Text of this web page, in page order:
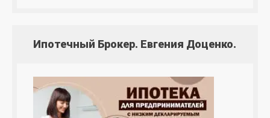
Ипотечный Брокер. Евгения Доценко.